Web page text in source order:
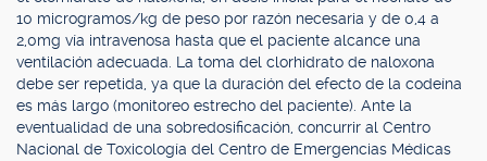
10 microgramos/kg de peso por razón necesaria y de 0,4 a
2,0mg vía intravenosa hasta que el paciente alcance una
ventilación adecuada. La toma del clorhidrato de naloxona
debe ser repetida, ya que la duración del efecto de la codeína
es más largo (monitoreo estrecho del paciente). Ante la
eventualidad de una sobredosificación, concurrir al Centro
Nacional de Toxicología del Centro de Emergencias Médicas